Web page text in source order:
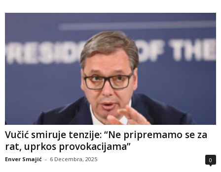
Vučić smiruje tenzije: “Ne pripremamo se za
rat, uprkos provokacijama”
Enver Smajić - 6 Decembra, 2025 0